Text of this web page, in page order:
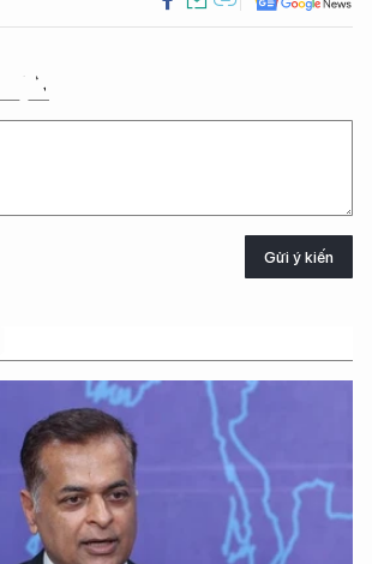
Gửi ý kiến